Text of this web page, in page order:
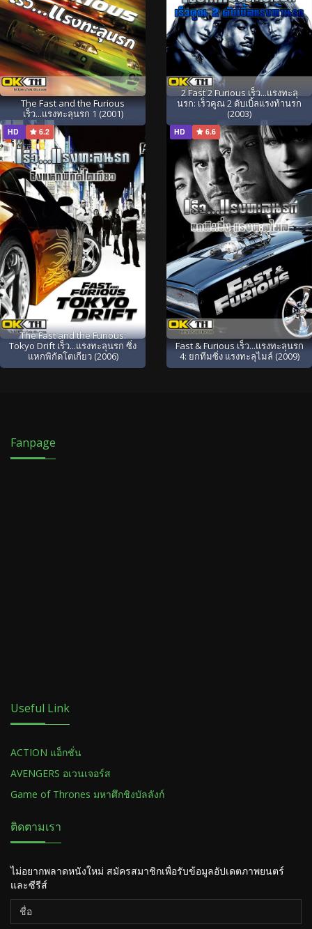
The Fast and the Furious
เร็ว...แรงทะลุนรก 1 (2001)
2 Fast 2 Furious เร็ว...แรงทะลุ
นรก: เร็วคูณ 2 ดับเบิ้ลแรงท้านรก
(2003)
HD 6.2
The Fast and the Furious:
Tokyo Drift เร็ว...แรงทะลุนรก ซิ่ง
แหกพิกัดโตเกียว (2006)
HD 6.6
Fast & Furious เร็ว...แรงทะลุนรก
4: ยกทีมซิ่ง แรงทะลุไมล์ (2009)
Fanpage
Useful Link
ACTION แอ็กชั่น
AVENGERS อเวนเจอร์ส
Game of Thrones มหาศึกชิงบัลลังก์
ติดตามเรา
ไม่อยากพลาดหนังใหม่ สมัครสมาชิกเพื่อรับข้อมูลอัปเดตภาพยนตร์
และซีรีส์